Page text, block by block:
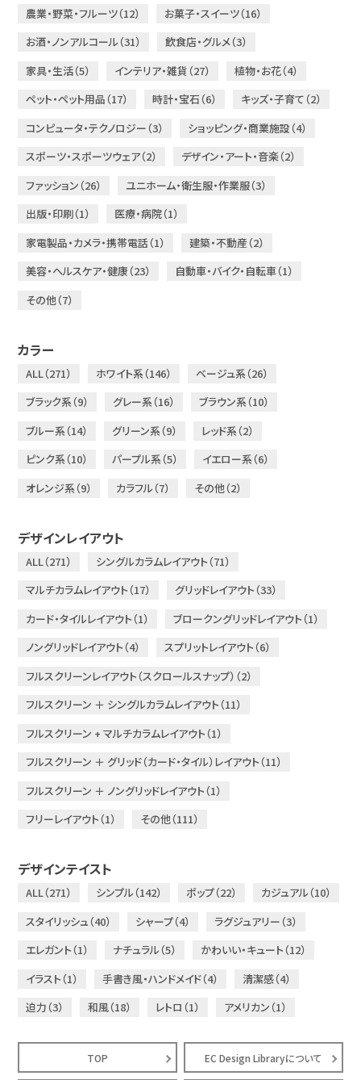
農業・野菜・フルーツ（12）
お菓子・スイーツ（16）
お酒・ノンアルコール（31）
飲食店・グルメ（3）
家具・生活（5）
インテリア・雑貨（27）
植物・お花（4）
ペット・ペット用品（17）
時計・宝石（6）
キッズ・子育て（2）
コンピュータ・テクノロジー（3）
ショッピング・商業施設（4）
スポーツ・スポーツウェア（2）
デザイン・アート・音楽（2）
ファッション（26）
ユニホーム・衛生服・作業服（3）
出版・印刷（1）
医療・病院（1）
家電製品・カメラ・携帯電話（1）
建築・不動産（2）
美容・ヘルスケア・健康（23）
自動車・バイク・自転車（1）
その他（7）
カラー
ALL（271） ホワイト系（146）
ベージュ系（26）
ブラック系（9）
グレー系（16）
ブラウン系（10）
ブルー系（14）
グリーン系（9）
レッド系（2）
ピンク系（10）
パープル系（5）
イエロー系（6）
オレンジ系（9）
カラフル（7） その他（2）
デザインレイアウト
ALL（271）
シングルカラムレイアウト（71）
マルチカラムレイアウト（17）
グリッドレイアウト（33）
カード・タイルレイアウト（1）
ブロークングリッドレイアウト（1）
ノングリッドレイアウト（4）
スプリットレイアウト（6）
フルスクリーンレイアウト（スクロールスナップ）（2）
フルスクリーン ＋ シングルカラムレイアウト（11）
フルスクリーン + マルチカラムレイアウト（1）
フルスクリーン ＋ グリッド（カード・タイル）レイアウト（11）
フルスクリーン ＋ ノングリッドレイアウト（1）
フリーレイアウト（1）
その他（111）
デザインテイスト
ALL（271） シンプル（142） ポップ（22）
カジュアル（10）
スタイリッシュ（40）
シャープ（4）
ラグジュアリー（3）
エレガント（1）
ナチュラル（5）
かわいい・キュート（12）
イラスト（1）
手書き風・ハンドメイド（4）
清潔感（4）
迫力（3）
和風（18） レトロ（1） アメリカン（1）
TOP EC Design Libraryについて